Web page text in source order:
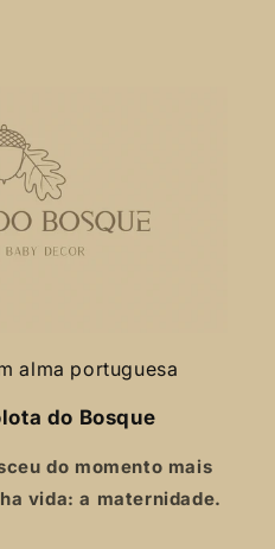
alma portuguesa
do Bosque
do momento mais
vida: a maternidade.